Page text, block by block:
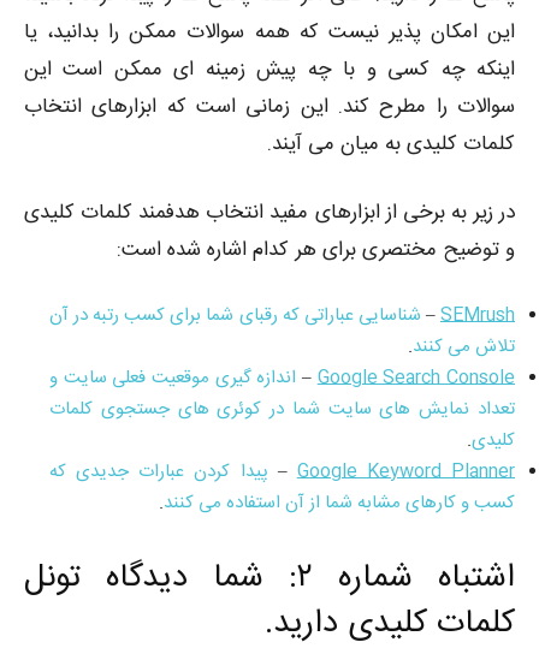
این امکان پذیر نیست که همه سوالات ممکن را بدانید، یا
اینکه چه کسی و با چه پیش زمینه ای ممکن است این
سوالات را مطرح کند. این زمانی است که ابزارهای انتخاب
کلمات کلیدی به میان می آیند.
در زیر به برخی از ابزارهای مفید انتخاب هدفمند کلمات کلیدی
و توضیح مختصری برای هر کدام اشاره شده است:
SEMrush
– شناسایی عباراتی که رقبای شما برای کسب رتبه در آن
تلاش می کنند.
Google Search Console
– اندازه گیری موقعیت فعلی سایت و
تعداد نمایش های سایت شما در کوئری های جستجوی کلمات
کلیدی.
Google Keyword Planner
– پیدا کردن عبارات جدیدی که
کسب و کارهای مشابه شما از آن استفاده می کنند.
اشتباه شماره ۲: شما دیدگاه تونل
کلمات کلیدی دارید.